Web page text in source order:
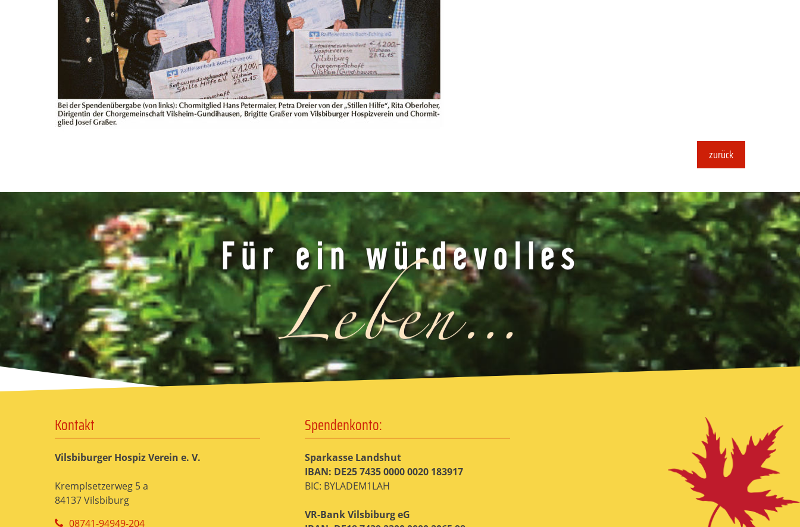
zurück
Kontakt
Vilsbiburger Hospiz Verein e. V.
Kremplsetzerweg 5 a
84137 Vilsbiburg
08741-94949-204
Spendenkonto:
Sparkasse Landshut
IBAN: DE25 7435 0000 0020 183917
BIC: BYLADEM1LAH
VR-Bank Vilsbiburg eG